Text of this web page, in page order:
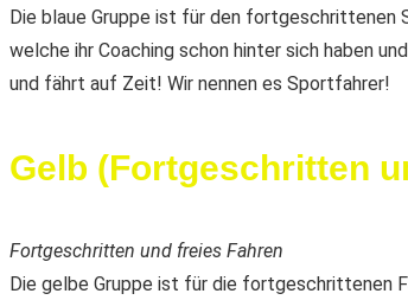
Die blaue Gruppe ist für den fortgeschrittenen
welche ihr Coaching schon hinter sich haben
und fährt auf Zeit! Wir nennen es Sportfahrer!
Gelb (Fortgeschritten
Fortgeschritten und freies Fahren
Die gelbe Gruppe ist für die fortgeschrittenen